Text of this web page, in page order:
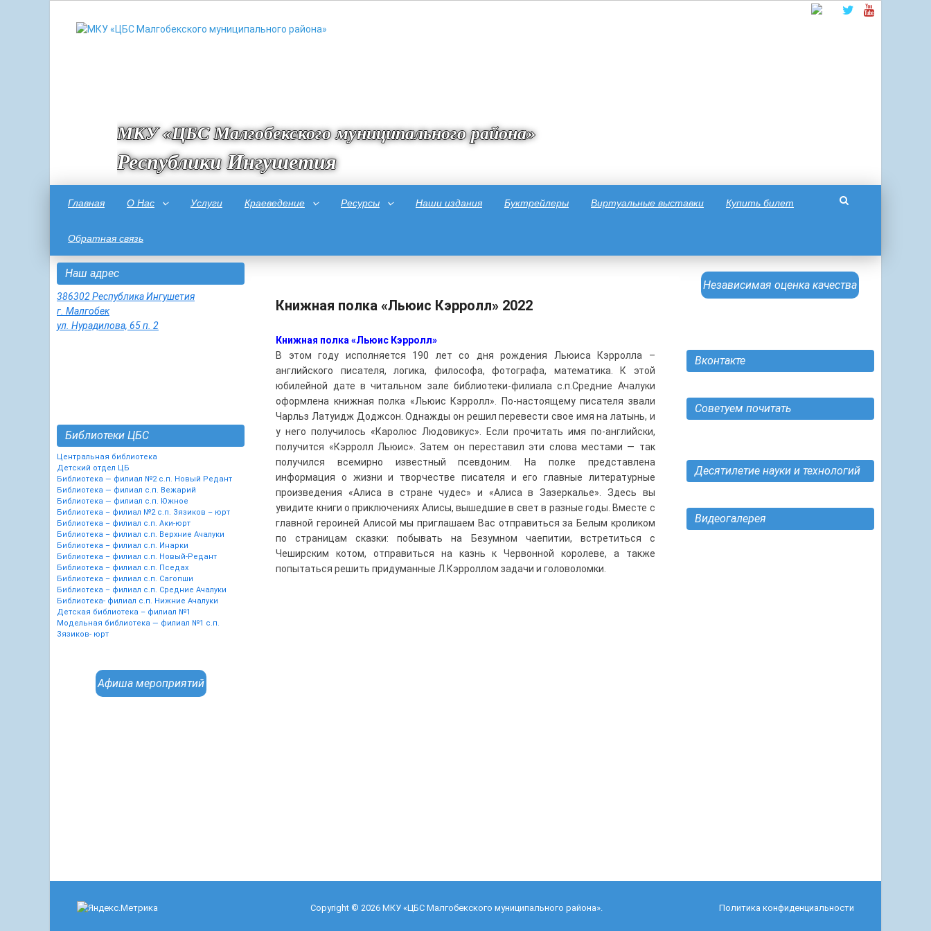
МКУ «ЦБС Малгобекского муниципального района»
Республики Ингушетия
Главная О Нас Услуги Краеведение Ресурсы Наши издания Буктрейлеры Виртуальные выставки Купить билет
Обратная связь
Наш адрес
386302 Республика Ингушетия
г. Малгобек
ул. Нурадилова, 65 п. 2
Библиотеки ЦБС
Центральная библиотека
Детский отдел ЦБ
Библиотека — филиал №2 с.п. Новый Редант
Библиотека — филиал с.п. Вежарий
Библиотека — филиал с.п. Южное
Библиотека – филиал №2 с.п. Зязиков – юрт
Библиотека – филиал с.п. Аки-юрт
Библиотека – филиал с.п. Верхние Ачалуки
Библиотека – филиал с.п. Инарки
Библиотека – филиал с.п. Новый-Редант
Библиотека – филиал с.п. Пседах
Библиотека – филиал с.п. Сагопши
Библиотека – филиал с.п. Средние Ачалуки
Библиотека- филиал с.п. Нижние Ачалуки
Детская библиотека – филиал №1
Модельная библиотека — филиал №1 с.п.
Зязиков- юрт
Афиша мероприятий
Книжная полка «Льюис Кэрролл» 2022
Книжная полка «Льюис Кэрролл»
В этом году исполняется 190 лет со дня рождения Льюиса Кэрролла –
английского писателя, логика, философа, фотографа, математика. К этой
юбилейной дате в читальном зале библиотеки-филиала с.п.Средние Ачалуки
оформлена книжная полка «Льюис Кэрролл». По-настоящему писателя звали
Чарльз Латуидж Доджсон. Однажды он решил перевести свое имя на латынь, и
у него получилось «Каролюс Людовикус». Если прочитать имя по-английски,
получится «Кэрролл Льюис». Затем он переставил эти слова местами — так
получился всемирно известный псевдоним. На полке представлена
информация о жизни и творчестве писателя и его главные литературные
произведения «Алиса в стране чудес» и «Алиса в Зазеркалье». Здесь вы
увидите книги о приключениях Алисы, вышедшие в свет в разные годы. Вместе с
главной героиней Алисой мы приглашаем Вас отправиться за Белым кроликом
по страницам сказки: побывать на Безумном чаепитии, встретиться с
Чеширским котом, отправиться на казнь к Червонной королеве, а также
попытаться решить придуманные Л.Кэрроллом задачи и головоломки.
Независимая оценка качества
Вконтакте
Советуем почитать
Десятилетие науки и технологий
Видеогалерея
Copyright © 2026 МКУ «ЦБС Малгобекского муниципального района». Политика конфиденциальности